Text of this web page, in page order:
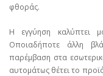
φθοράς.
Η εγγύηση καλύπτει
Οποιαδήποτε άλλη
παρέμβαση στα
αυτομάτως θέτει το